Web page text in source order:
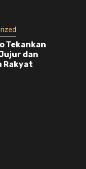
Tekankan
dan
Rakyat